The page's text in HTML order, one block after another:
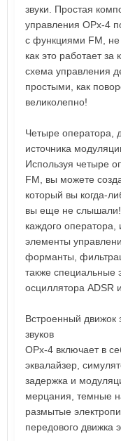
звуки. Простая
управления OPx-4
с функциями FM, не
как это работает
схема управления
простыми, как
великолепно!
Четыре оператора,
источника
Используя четыре
FM, вы можете
который вы когда-
вы еще не слышали!
каждого
элементы
форманты,
также
осциллятора ADSR
Встроенный движок
звуков
OPx-4 включает в
эквалайзер,
задержка и
мерцания, темные
размытые
передового движка